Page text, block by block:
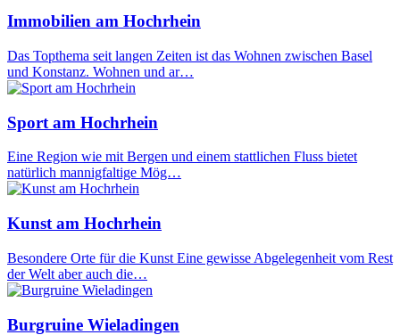
Immobilien am Hochrhein
Das Topthema seit langen Zeiten ist das Wohnen zwischen Basel
und Konstanz. Wohnen und ar…
Sport am Hochrhein
Eine Region wie mit Bergen und einem stattlichen Fluss bietet
natürlich mannigfaltige Mög…
Kunst am Hochrhein
Besondere Orte für die Kunst Eine gewisse Abgelegenheit vom Rest
der Welt aber auch die…
Burgruine Wieladingen